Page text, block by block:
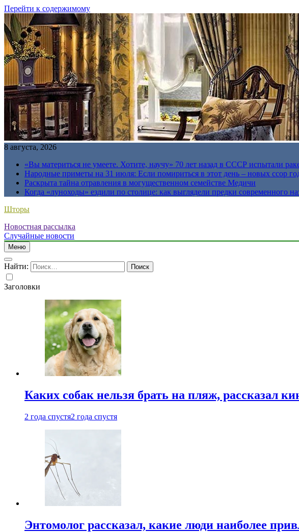
Перейти к содержимому
8 августа, 2026
«Вы материться не умеете. Хотите, научу» 70 лет назад в СССР испытали
Народные приметы на 31 июля: Если помириться в этот день – новых ссор
Раскрыта тайна отравления в могущественном семействе Медичи
Когда «луноходы» ездили по столице: как выглядели предки современного
Шторы
Новостная рассылка
Случайные новости
Меню
Найти:
Заголовки
Каких собак нельзя брать на пляж, рассказал
2 года спустя2 года спустя
Энтомолог рассказал, какие люди наиболее